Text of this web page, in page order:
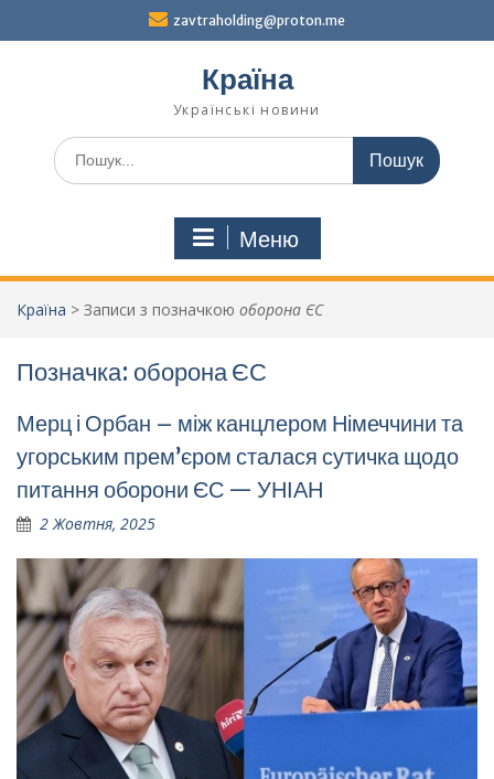
zavtraholding@proton.me
Країна
Українські новини
Шукати:
Меню
Країна > Записи з позначкою оборона ЄС
Позначка: оборона ЄС
Мерц і Орбан – між канцлером Німеччини та
угорським прем’єром сталася сутичка щодо
питання оборони ЄС — УНІАН
2 Жовтня, 2025